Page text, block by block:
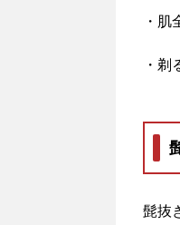
・
・
髭抜